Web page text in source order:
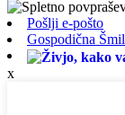
Pošlji e-pošto
Gospodična
x